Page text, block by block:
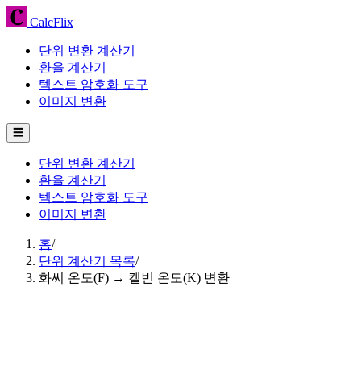
CalcFlix
단위 변환 계산기
환율 계산기
텍스트 암호화 도구
이미지 변환
☰
단위 변환 계산기
환율 계산기
텍스트 암호화 도구
이미지 변환
홈/
단위 계산기 목록/
화씨 온도(F) → 켈빈 온도(K) 변환